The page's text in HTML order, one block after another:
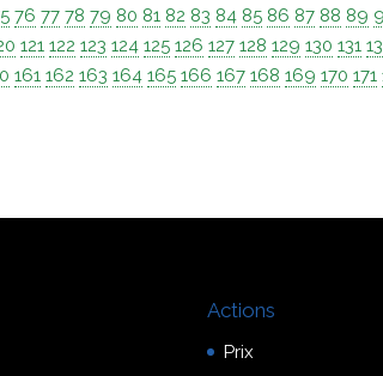
76 77 78 79 80 81 82 83 84 85 86 87 88 89
121 122 123 124 125 126 127 128 129 130 131
161 162 163 164 165 166 167 168 169 170 171
Actions
Prix